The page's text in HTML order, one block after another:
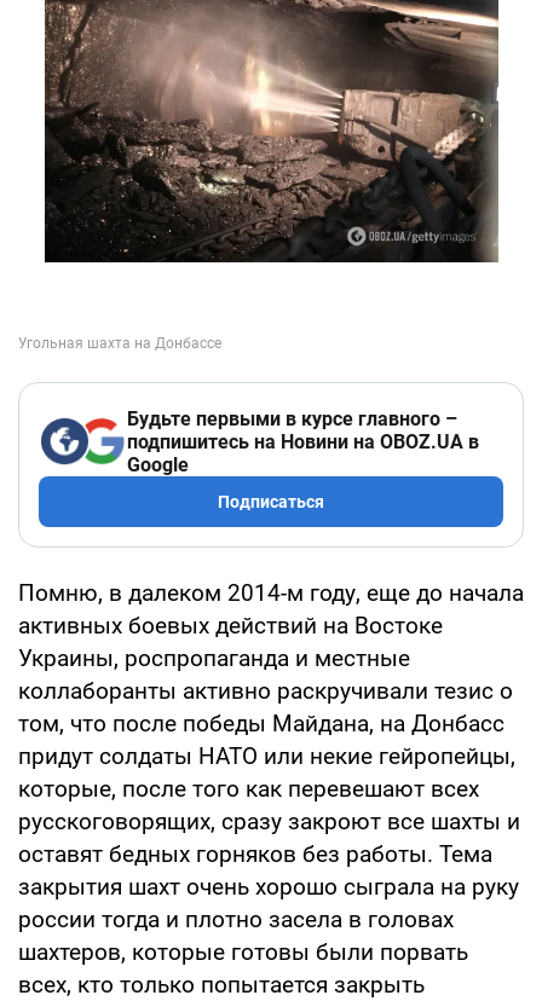
Будьте первыми в курсе главного –
подпишитесь на Новини на OBOZ.UA в
Google
Подписаться
Помню, в далеком 2014-м году, еще до начала
активных боевых действий на Востоке
Украины, роспропаганда и местные
коллаборанты активно раскручивали тезис о
том, что после победы Майдана, на Донбасс
придут солдаты НАТО или некие гейропейцы,
которые, после того как перевешают всех
русскоговорящих, сразу закроют все шахты и
оставят бедных горняков без работы. Тема
закрытия шахт очень хорошо сыграла на руку
россии тогда и плотно засела в головах
шахтеров, которые готовы были порвать
всех, кто только попытается закрыть